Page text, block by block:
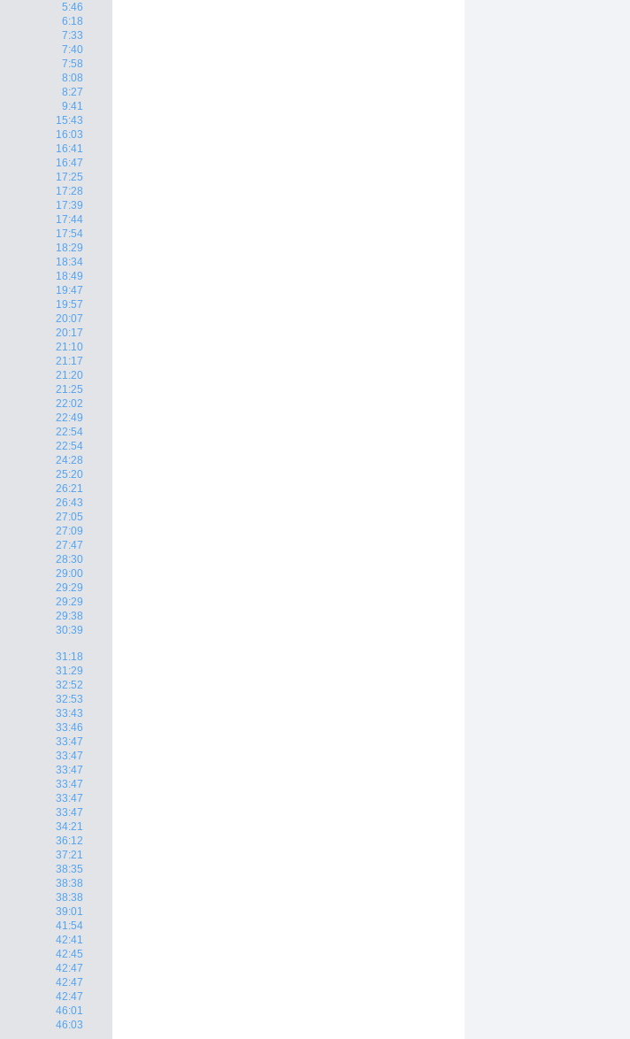
5:46
6:18
7:33
7:40
7:58
8:08
8:27
9:41
15:43
16:03
16:41
16:47
17:25
17:28
17:39
17:44
17:54
18:29
18:34
18:49
19:47
19:57
20:07
20:17
21:10
21:17
21:20
21:25
22:02
22:49
22:54
22:54
24:28
25:20
26:21
26:43
27:05
27:09
27:47
28:30
29:00
29:29
29:29
29:38
30:39
31:18
31:29
32:52
32:53
33:43
33:46
33:47
33:47
33:47
33:47
33:47
33:47
34:21
36:12
37:21
38:35
38:38
38:38
39:01
41:54
42:41
42:45
42:47
42:47
42:47
46:01
46:03